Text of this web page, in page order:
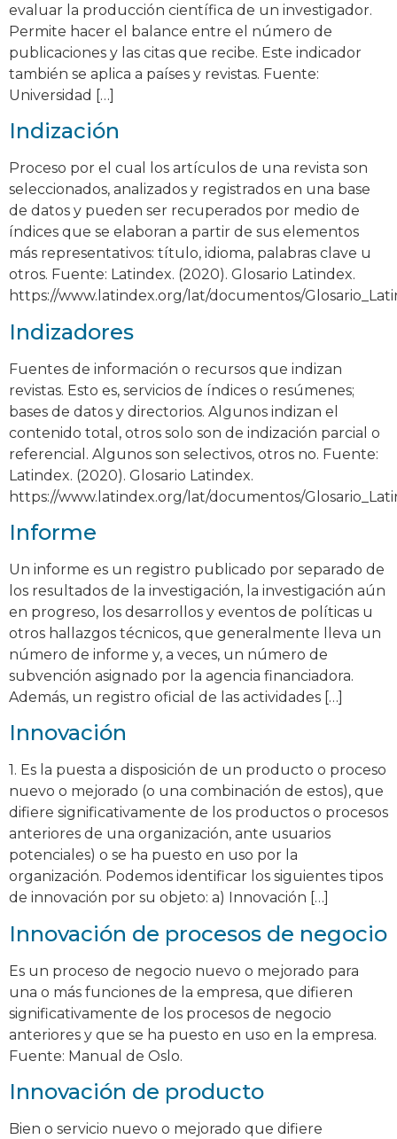
evaluar la producción científica de un investigador.
Permite hacer el balance entre el número de
publicaciones y las citas que recibe. Este indicador
también se aplica a países y revistas. Fuente:
Universidad […]
Indización
Proceso por el cual los artículos de una revista son
seleccionados, analizados y registrados en una base
de datos y pueden ser recuperados por medio de
índices que se elaboran a partir de sus elementos
más representativos: título, idioma, palabras clave u
otros. Fuente: Latindex. (2020). Glosario Latindex.
https://www.latindex.org/lat/documentos/
Indizadores
Fuentes de información o recursos que indizan
revistas. Esto es, servicios de índices o resúmenes;
bases de datos y directorios. Algunos indizan el
contenido total, otros solo son de indización parcial o
referencial. Algunos son selectivos, otros no. Fuente:
Latindex. (2020). Glosario Latindex.
https://www.latindex.org/lat/documentos/
Informe
Un informe es un registro publicado por separado de
los resultados de la investigación, la investigación aún
en progreso, los desarrollos y eventos de políticas u
otros hallazgos técnicos, que generalmente lleva un
número de informe y, a veces, un número de
subvención asignado por la agencia financiadora.
Además, un registro oficial de las actividades […]
Innovación
1. Es la puesta a disposición de un producto o proceso
nuevo o mejorado (o una combinación de estos), que
difiere significativamente de los productos o procesos
anteriores de una organización, ante usuarios
potenciales) o se ha puesto en uso por la
organización. Podemos identificar los siguientes tipos
de innovación por su objeto: a) Innovación […]
Innovación de procesos de negocio
Es un proceso de negocio nuevo o mejorado para
una o más funciones de la empresa, que difieren
significativamente de los procesos de negocio
anteriores y que se ha puesto en uso en la empresa.
Fuente: Manual de Oslo.
Innovación de producto
Bien o servicio nuevo o mejorado que difiere